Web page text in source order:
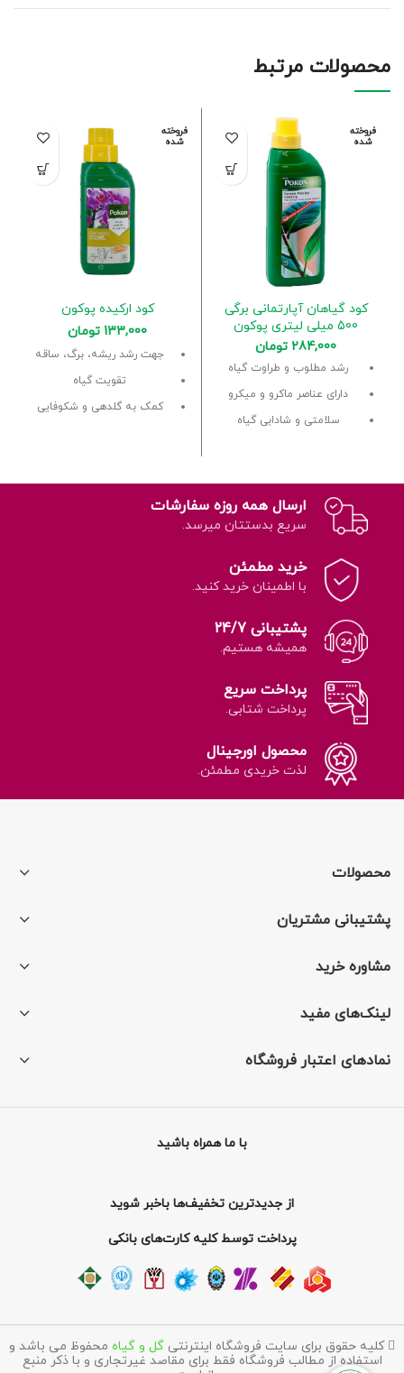
محصولات مرتبط
فروخته
شده
کود گیاهان آپارتمانی برگی
500 میلی لیتری پوکون
284,000 تومان
رشد مطلوب و طراوت گیاه
دارای عناصر ماکرو و میکرو
سلامتی و شادابی گیاه
فروخته
شده
کود ارکیده پوکون
133,000 تومان
جهت رشد ریشه، برگ، ساقه
تقویت گیاه
کمک به گلدهی و شکوفایی
ارسال همه روزه سفارشات
سریع بدستتان میرسد.
خرید مطمئن
با اطمینان خرید کنید.
پشتیبانی 24/7
همیشه هستیم.
پرداخت سریع
پرداخت شتابی.
محصول اورجینال
لذت خریدی مطمئن.
محصولات
پشتیبانی مشتریان
مشاوره خرید
لینک‌های مفید
نمادهای اعتبار فروشگاه
با ما همراه باشید
از جدیدترین تخفیف‌ها باخبر شوید
پرداخت توسط کلیه کارت‌های بانکی
کلیه حقوق برای سایت فروشگاه اینترنتی گل و گیاه محفوظ می باشد و
استفاده از مطالب فروشگاه فقط برای مقاصد غیرتجاری و با ذکر منبع